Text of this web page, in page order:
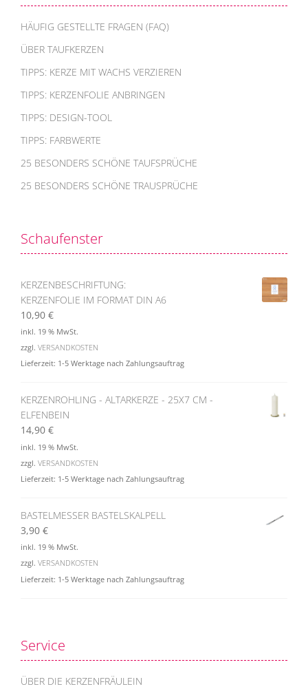
HÄUFIG GESTELLTE FRAGEN (FAQ)
ÜBER TAUFKERZEN
TIPPS: KERZE MIT WACHS VERZIEREN
TIPPS: KERZENFOLIE ANBRINGEN
TIPPS: DESIGN-TOOL
TIPPS: FARBWERTE
25 BESONDERS SCHÖNE TAUFSPRÜCHE
25 BESONDERS SCHÖNE TRAUSPRÜCHE
Schaufenster
KERZENBESCHRIFTUNG:
KERZENFOLIE IM FORMAT DIN A6
10,90 €
inkl. 19 % MwSt.
zzgl. VERSANDKOSTEN
Lieferzeit: 1-5 Werktage nach Zahlungsauftrag
KERZENROHLING - ALTARKERZE - 25X7 CM -
ELFENBEIN
14,90 €
inkl. 19 % MwSt.
zzgl. VERSANDKOSTEN
Lieferzeit: 1-5 Werktage nach Zahlungsauftrag
BASTELMESSER BASTELSKALPELL
3,90 €
inkl. 19 % MwSt.
zzgl. VERSANDKOSTEN
Lieferzeit: 1-5 Werktage nach Zahlungsauftrag
Service
ÜBER DIE KERZENFRÄULEIN